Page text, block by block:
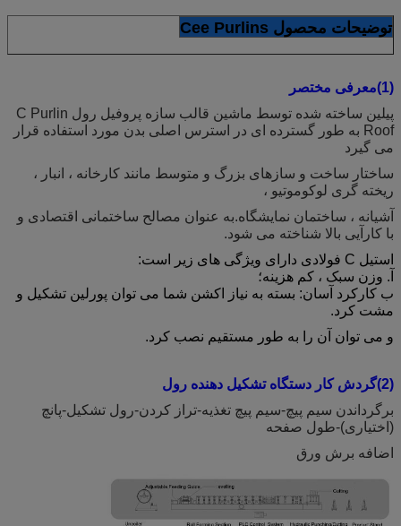
توضیحات محصول Cee Purlins
(1)معرفی مختصر
پیلین ساخته شده توسط
ماشین قالب سازه پروفیل رول C Purlin
Roof به طور گسترده ای در استرس اصلی بدن مورد استفاده قرار
می گیرد
ساختار ساخت و سازهای بزرگ و متوسط ​​مانند کارخانه ، انبار ،
ریخته گری لوکوموتیو ،
آشیانه ، ساختمان نمایشگاه.به عنوان مصالح ساختمانی اقتصادی و
با کارآیی بالا شناخته می شود.
استیل C فولادی دارای ویژگی های زیر است:
آ. وزن سبک ، کم هزینه؛
ب کارکرد آسان: بسته به نیاز اکشن شما می توان پورلین تشکیل و
مشت کرد.
و می توان آن را به طور مستقیم نصب کرد.
(2)گردش کار دستگاه تشکیل دهنده رول
برگرداندن سیم پیچ-سیم پیچ تغذیه-تراز کردن-رول تشکیل-پانچ
(اختیاری)-طول صفحه
اضافه برش ورق